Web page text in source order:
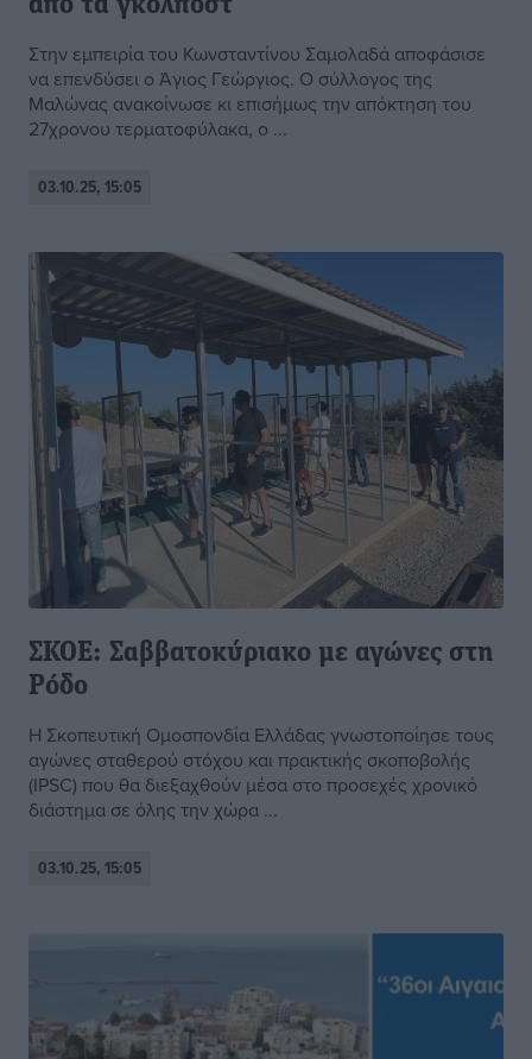
από τα γκολπόστ
Στην εμπειρία του Κωνσταντίνου Σαμολαδά αποφάσισε
να επενδύσει ο Άγιος Γεώργιος. Ο σύλλογος της
Μαλώνας ανακοίνωσε κι επισήμως την απόκτηση του
27χρονου τερματοφύλακα, ο ...
03.10.25, 15:05
ΣΚΟΕ: Σαββατοκύριακο με αγώνες στη
Ρόδο
Η Σκοπευτική Ομοσπονδία Ελλάδας γνωστοποίησε τους
αγώνες σταθερού στόχου και πρακτικής σκοποβολής
(IPSC) που θα διεξαχθούν μέσα στο προσεχές χρονικό
διάστημα σε όλης την χώρα ...
03.10.25, 15:05